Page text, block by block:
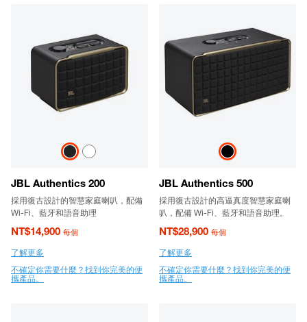
JBL Authentics 200
採用復古設計的智慧家庭喇叭，配備
Wi-Fi、藍牙和語音助理
NT$14,900 每個
了解更多
不確定你需要什麼？找到你完美的便
攜產品。
JBL Authentics 500
採用復古設計的高逼真度智慧家庭喇
叭，配備 Wi-Fi、藍牙和語音助理。
NT$28,900 每個
了解更多
不確定你需要什麼？找到你完美的便
攜產品。